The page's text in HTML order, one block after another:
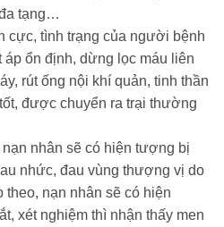
tạng…
cực, tình trạng của người bệnh
áp ổn định, dừng lọc máu liên
rút ống nội khí quản, tinh thần
được chuyển ra trại thường
nhân sẽ có hiện tượng bị
nhức, đau vùng thượng vị do
nạn nhân sẽ có hiện
xét nghiệm thì nhận thấy men